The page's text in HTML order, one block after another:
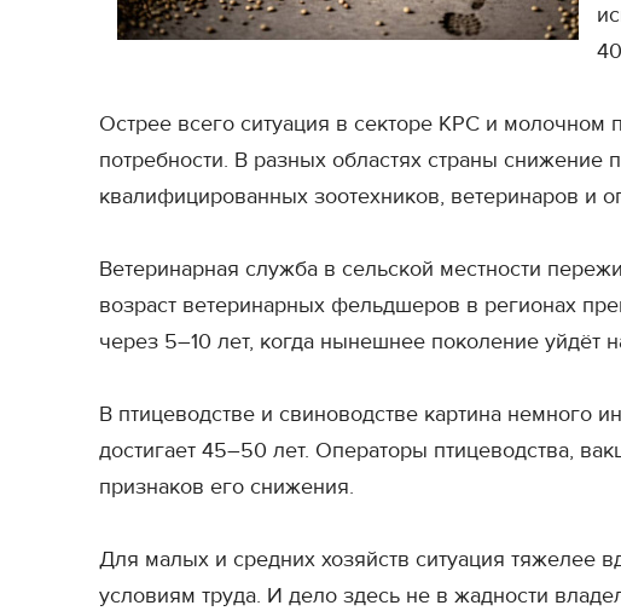
Острее всего ситуация в секторе КРС и молочном
потребности. В разных областях страны снижение
квалифицированных зоотехников, ветеринаров и
Ветеринарная служба в сельской местности
возраст ветеринарных фельдшеров в регионах
через 5–10 лет, когда нынешнее поколение уйдёт
В птицеводстве и свиноводстве картина немного
достигает 45–50 лет. Операторы птицеводства,
признаков его снижения.
Для малых и средних хозяйств ситуация тяжелее
условиям труда. И дело здесь не в жадности